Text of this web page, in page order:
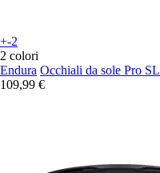
+-2
2 colori
Endura Occhiali da sole Pro SL
109,99 €